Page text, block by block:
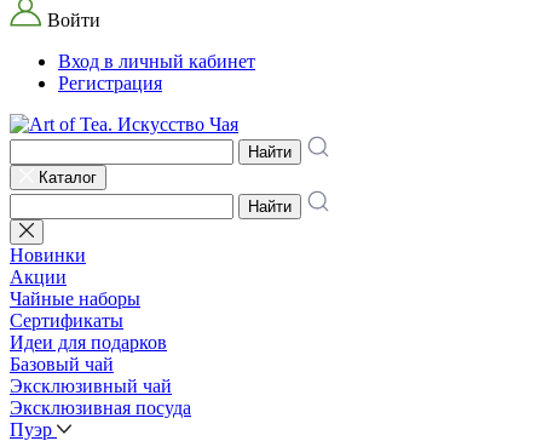
Войти
Вход в личный кабинет
Регистрация
Найти
Каталог
Найти
Новинки
Акции
Чайные наборы
Сертификаты
Идеи для подарков
Базовый чай
Эксклюзивный чай
Эксклюзивная посуда
Пуэр